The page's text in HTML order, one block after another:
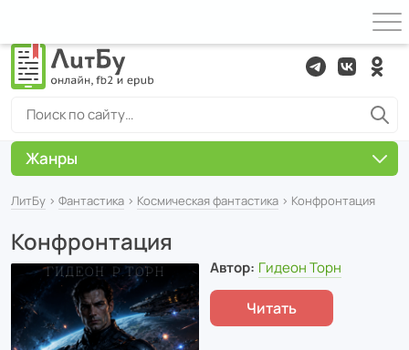
ЛитБу › Фантастика › Космическая фантастика › Конфронтация
Конфронтация
Автор: Гидеон Торн
Читать
Жанры